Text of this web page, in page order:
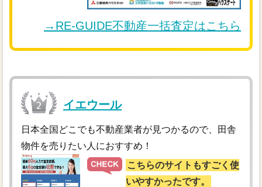
→RE-GUIDE不動産一括査定はこちら
イエウール
日本全国どこでも不動産業者が見つかるので、田舎
物件を売りたい人におすすめ！
こちらのサイトもすごく使
いやすかったです。